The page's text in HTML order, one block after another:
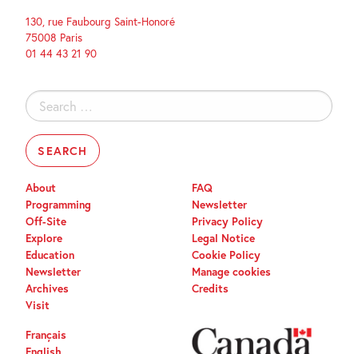
130, rue Faubourg Saint-Honoré
75008 Paris
01 44 43 21 90
Search
for:
About
Programming
Off-Site
Explore
Education
Newsletter
Archives
Visit
FAQ
Newsletter
Privacy Policy
Legal Notice
Cookie Policy
Manage cookies
Credits
Français